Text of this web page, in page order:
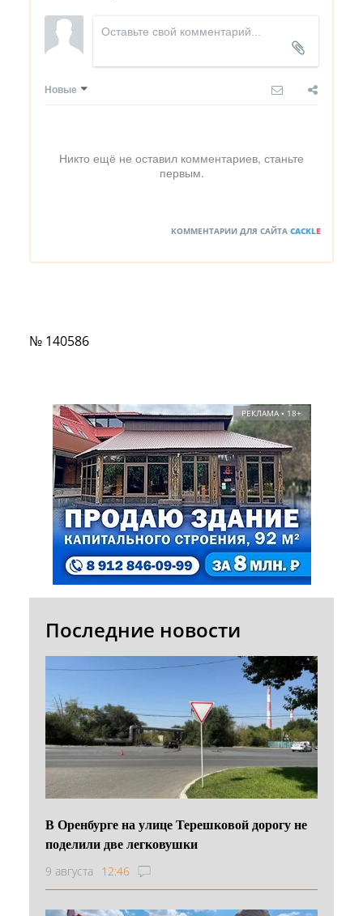
Новые
Никто ещё не оставил комментариев, станьте
первым.
КОММЕНТАРИИ ДЛЯ САЙТА CACKLE
№ 140586
РЕКЛАМА • 18+
Последние новости
В Оренбурге на улице Терешковой дорогу не
поделили две легковушки
9 августа 12:46